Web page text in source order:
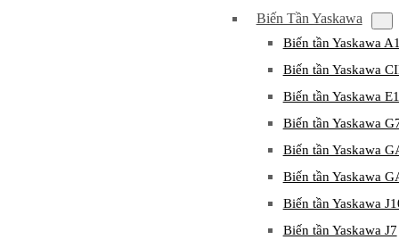
Biến Tần Yaskawa
Biến tần Yaskawa
Biến tần Yaskawa
Biến tần Yaskawa
Biến tần Yaskawa
Biến tần Yaskawa
Biến tần Yaskawa
Biến tần Yaskawa
Biến tần Yaskawa J7